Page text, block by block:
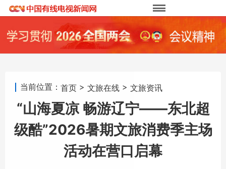
当前位置： 首页 > 文旅在线 > 文旅资讯
“山海夏凉 畅游辽宁——东北超
级酷”2026暑期文旅消费季主场
活动在营口启幕